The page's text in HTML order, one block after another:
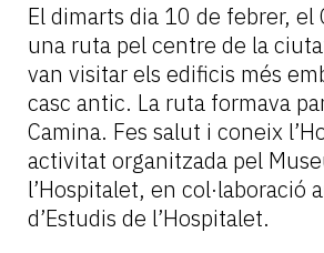
El dimarts dia 10 de febrer, el
una ruta pel centre de la
van visitar els edificis més
casc antic. La ruta formava
Camina. Fes salut i coneix
activitat organitzada pel
l’Hospitalet, en col·laboració
d’Estudis de l’Hospitalet.